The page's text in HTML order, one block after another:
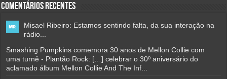
Comentários Recentes
Misael Ribeiro: Estamos sentindo falta, da sua interação na
rádio...
Smashing Pumpkins comemora 30 anos de Mellon Collie com
uma turnê - Plantão Rock: […] celebrar o 30º aniversário do
aclamado álbum Mellon Collie And The Inf...